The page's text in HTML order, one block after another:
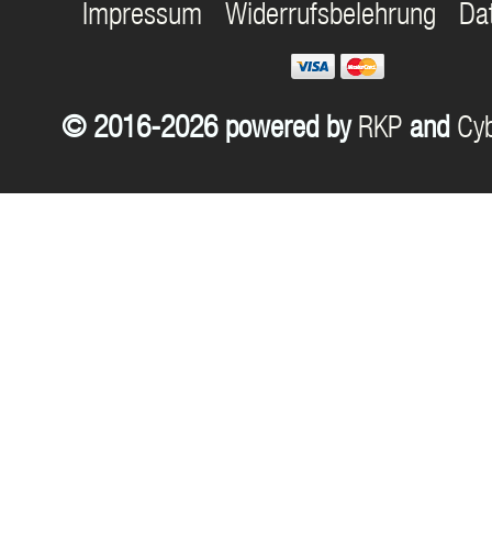
Impressum
Widerrufsbelehrung
© 2016-2026 powered by RKP and